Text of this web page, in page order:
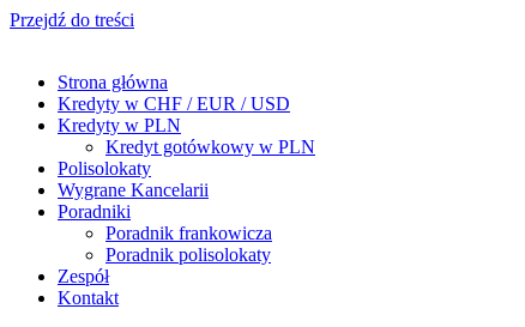
Przejdź do treści
Strona główna
Kredyty w CHF / EUR / USD
Kredyty w PLN
Kredyt gotówkowy w PLN
Polisolokaty
Wygrane Kancelarii
Poradniki
Poradnik frankowicza
Poradnik polisolokaty
Zespół
Kontakt